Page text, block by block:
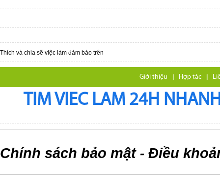
Thích và chia sẽ việc làm đảm bảo trên
Giới thiệu | Hợp tác |
TIM VIEC LAM 24H
Chính sách bảo mật - Điều